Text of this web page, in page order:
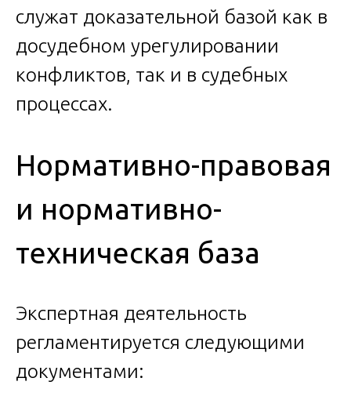
служат доказательной базой как в
досудебном урегулировании
конфликтов, так и в судебных
процессах.
Нормативно-правовая
и нормативно-
техническая база
Экспертная деятельность
регламентируется следующими
документами: